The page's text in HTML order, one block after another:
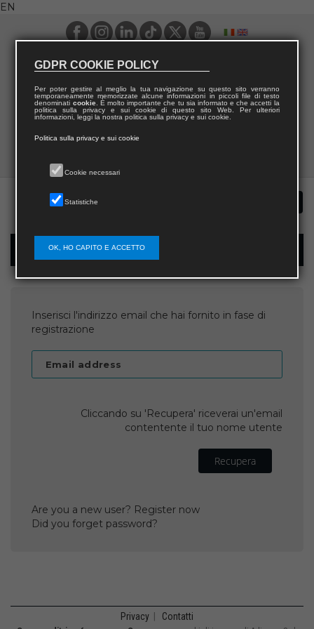
EN
Username recovery
Inserisci l'indirizzo email che hai fornito in fase di
registrazione
Email address
Cliccando su 'Recupera' riceverai un'email
contentente il tuo nome utente
Recupera
Are you a new user? Register now
Did you forget password?
Privacy Contatti
GDPR COOKIE POLICY
Per poter gestire al meglio la tua navigazione su questo sito verranno
temporaneamente memorizzate alcune informazioni in piccoli file di testo
denominati cookie. È molto importante che tu sia informato e che accetti la
politica sulla privacy e sui cookie di questo sito Web. Per ulteriori
informazioni, leggi la nostra politica sulla privacy e sui cookie.
Politica sulla privacy e sui cookie
Cookie necessari
Statistiche
OK, HO CAPITO E ACCETTO